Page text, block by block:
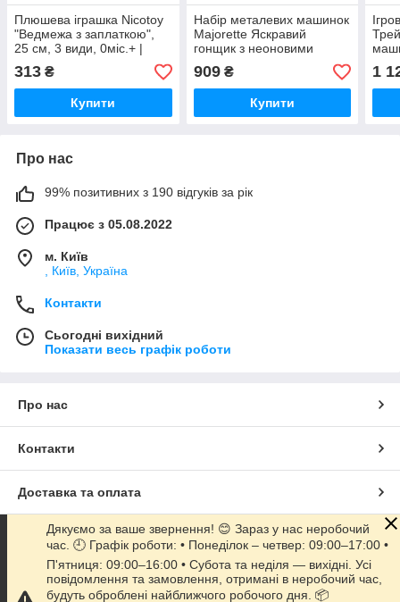
Плюшева іграшка Nicotoy
"Ведмежа з заплаткою",
25 см, 3 види, 0міс.+ |
5830718
313 ₴
Купити
Набір металевих машинок
Majorette Яскравий
гонщик з неоновими
елементами 7.5 см 5 шт
(2053179)
909₴
Купити
1
Про нас
99% позитивних з 190 відгуків за рік
Працює з 05.08.2022
м. Київ
, Київ, Україна
Контакти
Сьогодні вихідний
Показати весь графік роботи
Про нас
Контакти
Доставка та оплата
Графік роботи
Повна версія сайту
Дякуємо за ваше звернення! 😊 Зараз у нас неробочий
час. 🕘 Графік роботи: • Понеділок – четвер: 09:00–17:00 •
П'ятниця: 09:00–16:00 • Субота та неділя — вихідні. Усі
повідомлення та замовлення, отримані в неробочий час,
будуть оброблені найближчого робочого дня. 📦